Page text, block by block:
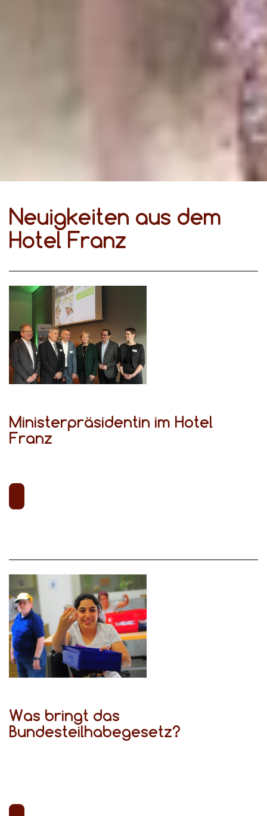
Neuigkeiten aus dem
Hotel Franz
Ministerpräsidentin im Hotel
Franz
Was bringt das
Bundesteilhabegesetz?